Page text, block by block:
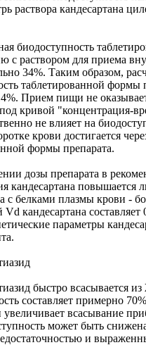
раствора кандесартана
биодоступность
с раствором для приема
34%. Таким образом,
таблетированной формы
Прием пищи не
кривой "концентрация-
не влияет на
крови достигается
формы препарата.
дозы препарата в
кандесартана повышается
с белками плазмы крови -
кандесартана составляет
параметры
быстро всасывается
составляет примерно
всасывание
может быть
и